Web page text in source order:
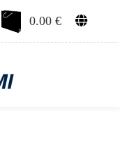
0.00€